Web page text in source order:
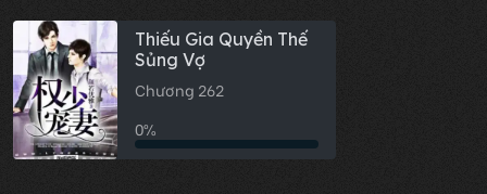
Thiếu Gia Quyền Thế
Sủng Vợ
Chương 262
0%